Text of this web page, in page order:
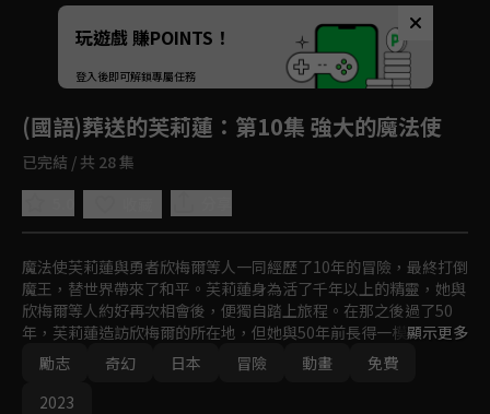
Unmute
如有不便請見諒
玩遊戲 賺POINTS！
登入後即可解鎖專屬任務
(國語)葬送的芙莉蓮 ：第10集 強大的魔法使
已完結 / 共 28 集
魔法使芙莉蓮與勇者欣梅爾等人一同經歷了10年的冒險，最終打倒
魔王，替世界帶來了和平。芙莉蓮身為活了千年以上的精靈，她與
欣梅爾等人約好再次相會後，便獨自踏上旅程。在那之後過了50
年，芙莉蓮造訪欣梅爾的所在地，但她與50年前長得一模一樣，相
較之下欣梅爾已經老去，早已時日無多。之後，芙莉蓮親眼見到過
世的欣梅爾，深深體悟自己至今都沒有去「了解他人」，對此感到
懊悔的她，決定「為了了解他人」而踏上旅程。與各種人的邂逅，
顯示更多
勵志
奇幻 日本 冒險 動畫
免費
2023